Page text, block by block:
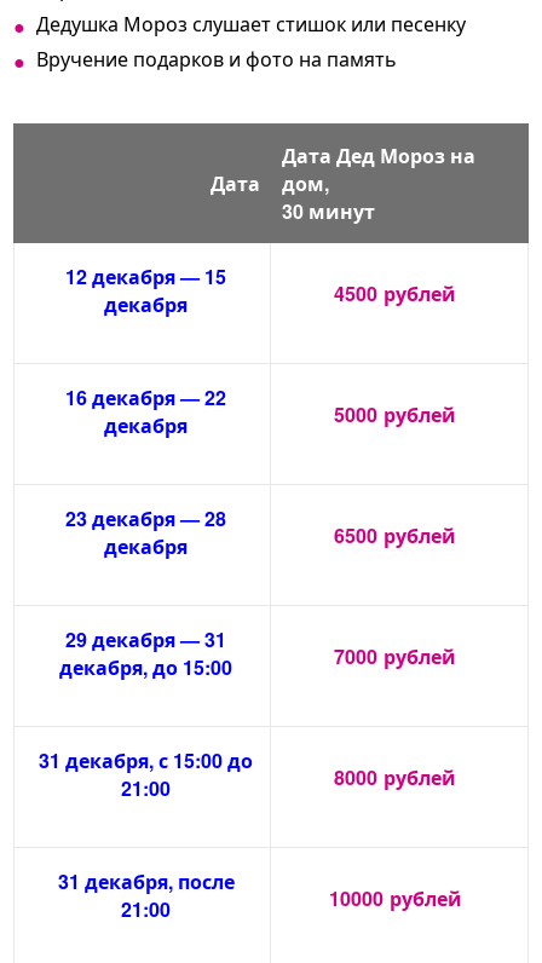
Дедушка Мороз слушает стишок или песенку
Вручение подарков и фото на память
Дата
Дата Дед Мороз на
дом,
30 минут
12 декабря — 15
декабря
4500 рублей
16 декабря — 22
декабря
5000 рублей
23 декабря — 28
декабря
6500 рублей
29 декабря — 31
декабря, до 15:00
7000 рублей
31 декабря, с 15:00 до
21:00
8000 рублей
31 декабря, после
21:00
10000 рублей